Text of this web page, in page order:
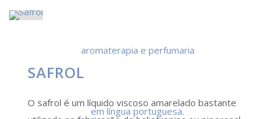
SAFROL
O safrol é um líquido viscoso amarelado bastante